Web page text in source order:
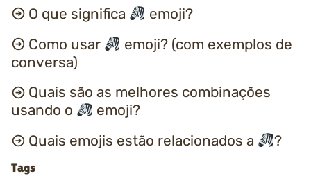
O que significa
emoji?
Como usar
emoji? (com exemplos de
conversa)
Quais são as melhores combinações
usando o
emoji?
Quais emojis estão relacionados a
?
Tags